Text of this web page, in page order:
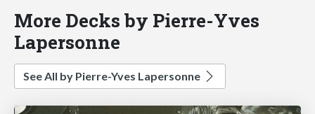
More Decks by Pierre-Yves
Lapersonne
See All by Pierre-Yves Lapersonne